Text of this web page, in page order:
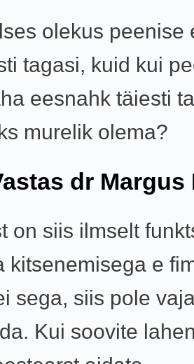
olekus peenise
tagasi, kuid kui
eesnahk täiesti
murelik olema?
dr Margus
on siis ilmselt
kitsenemisega e
sega, siis pole
Kui soovite